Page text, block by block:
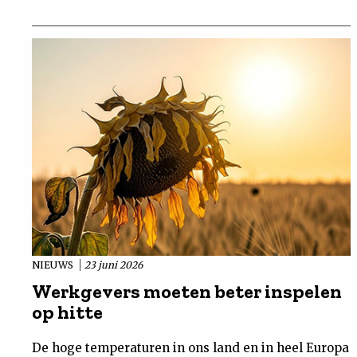
NIEUWS 23 juni 2026
Werkgevers moeten beter inspelen
op hitte
De hoge temperaturen in ons land en in heel Europa